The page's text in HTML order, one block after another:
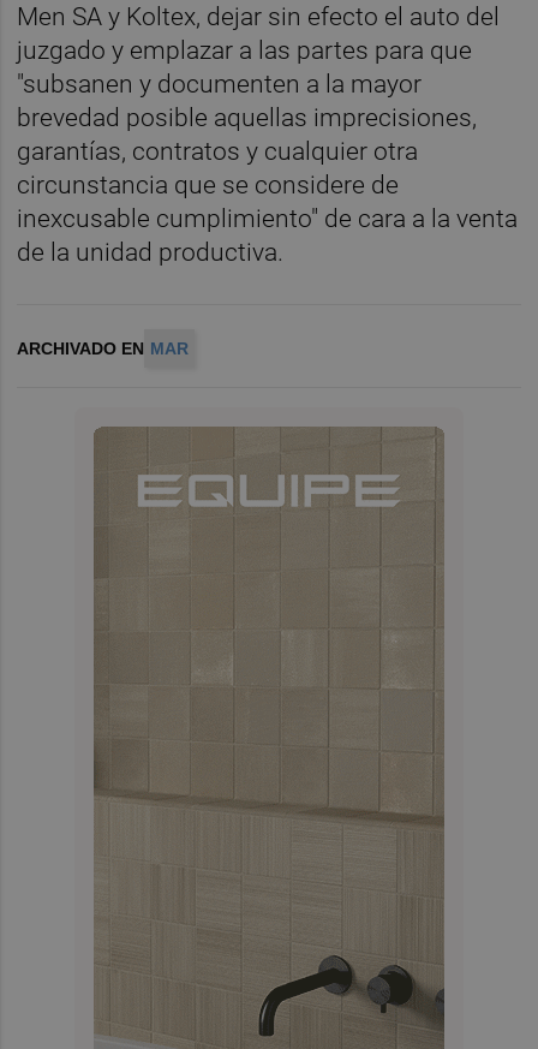
Men SA y Koltex, dejar sin efecto el auto del
juzgado y emplazar a las partes para que
"subsanen y documenten a la mayor
brevedad posible aquellas imprecisiones,
garantías, contratos y cualquier otra
circunstancia que se considere de
inexcusable cumplimiento" de cara a la venta
de la unidad productiva.
ARCHIVADO EN MAR